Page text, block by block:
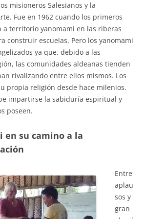
misioneros Salesianos y la
Fue en 1962 cuando los primeros
a territorio yanomami en las riberas
construir escuelas. Pero los yanomami
ya que, debido a las
las comunidades aldeanas tienden
rivalizando entre ellos mismos. Los
propia religión desde hace milenios.
impartirse la sabiduría espiritual y
poseen.
en su camino a la
Entre
aplau
sos y
gran